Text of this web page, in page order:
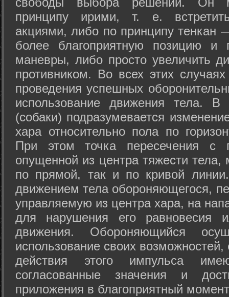
принципу ирими, т. е.
акциями, либо по принципу тенкан
более благоприятную позицию и
маневры, либо просто увеличить
противником. Во всех этих
проведения успешных
использование движения тела.
(собаки) подразумевается
хара относительно пола по
При этом точка пересечения с
опущенной из центра тяжести
по прямой, так и по кривой
движением тела обороняющегося,
управляемую из центра хара, на
для нарушения его равновесия
движения. Обороняющийся
использование своих
действия этого импульса
согласованные значения и
приложения в благоприятный